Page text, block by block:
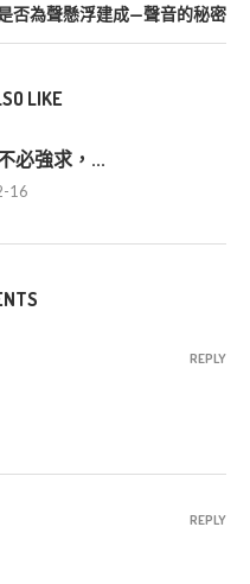
否為聲懸浮建成—聲音的秘密
LIKE
必強求，...
16
REPLY
REPLY